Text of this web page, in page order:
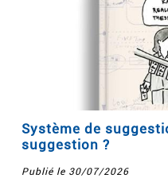
Système de
suggestion ?
Publié le 30/07/2026